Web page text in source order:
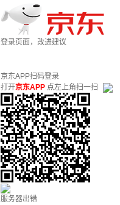
登录页面，改进建议
京东APP扫码登录
打开京东APP 点左上角扫一扫
服务器出错